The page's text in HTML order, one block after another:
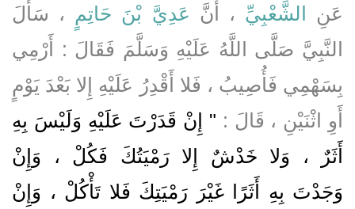
عَنِ الشَّعْبِيِّ ، أَنَّ عَدِيَّ بْنَ حَاتِمٍ
، سَأَلَ
النَّبِيَّ صَلَّى اللَّهُ عَلَيْهِ وَسَلَّمَ فَقَالَ : أَرْمِي
بِسَهْمِي فَأُصِيبُ ، فَلا أَقْدِرُ عَلَيْهِ إِلا بَعْدَ يَوْمٍ
أَوِ اثْنَيْنِ ، قَالَ : " إِنْ قَدَرْتَ عَلَيْهِ وَلَيْسَ بِهِ
أَثَرٌ ، وَلا خَدْشٌ إِلا رَمْيَتُكَ فَكُلْ ، وَإِنْ
وَجَدْتَ بِهِ أَثَرًا غَيْرَ رَمْيَتِكَ فَلا تَأْكُلْ ، وَإِنْ